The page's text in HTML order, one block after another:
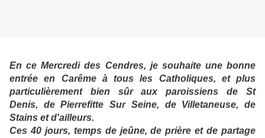
En ce Mercredi des Cendres, je souhaite une bonne
entrée en Carême à tous les Catholiques, et plus
particulièrement bien sûr aux paroissiens de St
Denis, de Pierrefitte Sur Seine, de Villetaneuse, de
Stains et d'ailleurs.
Ces 40 jours, temps de jeûne, de prière et de partage